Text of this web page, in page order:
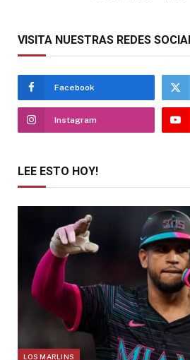
VISITA NUESTRAS REDES
Facebook
Instagram
LEE ESTO HOY!
LOS MARLINS